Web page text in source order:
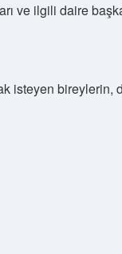
ve ilgili daire
isteyen bireylerin,